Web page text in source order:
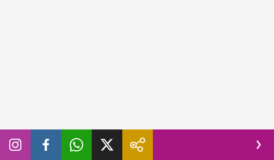
La cantante non è una donna che si chiude in palestra per